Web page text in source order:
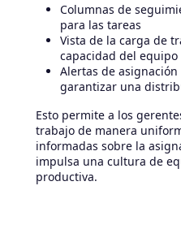
Columnas de
para las tareas
Vista de la carga de
capacidad del equipo
Alertas de
garantizar una
Esto permite a los
trabajo de manera
informadas sobre la
impulsa una cultura de
productiva.